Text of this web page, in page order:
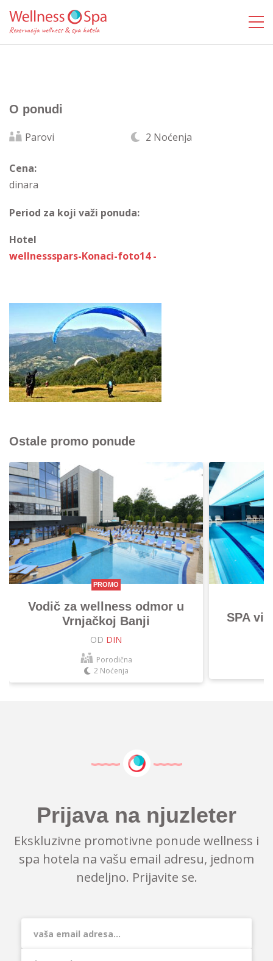
O ponudi
Parovi 2 Noćenja
Cena:
dinara
Period za koji važi ponuda:
Hotel
wellnessspars-Konaci-foto14 -
Ostale promo ponude
PROMO
Vodič za wellness odmor u
Vrnjačkoj Banji
OD DIN
Porodična
2 Noćenja
SPA
Prijava na njuzleter
Ekskluzivne promotivne ponude wellness i
spa hotela na vašu email adresu, jednom
nedeljno. Prijavite se.